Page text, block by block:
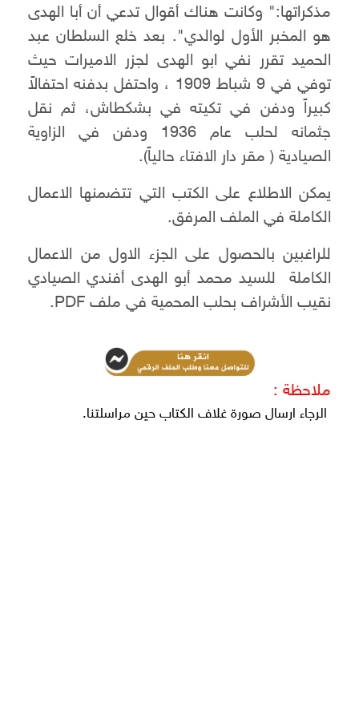
مذكراتها:" وكانت هناك أقوال تدعي أن أبا الهدى
هو المخبر الأول لوالدي". بعد خلع السلطان عبد
الحميد تقرر نفي ابو الهدى لجزر الاميرات حيث
توفي في 9 شباط 1909 ، واحتفل بدفنه احتفالاً
كبيراً ودفن في تكيته في بشكطاش، ثم نقل
جثمانه لحلب عام 1936 ودفن في الزاوية
الصيادية ( مقر دار الافتاء حالياً).
يمكن الاطلاع على الكتب التي تتضمنها الاعمال
الكاملة في الملف المرفق.
للراغبين بالحصول على الجزء الاول من الاعمال
الكاملة للسيد محمد أبو الهدى أفندي الصيادي
نقيب الأشراف بحلب المحمية في ملف PDF.
ملاحظة :
الرجاء ارسال صورة غلاف الكتاب حين مراسلتنا.